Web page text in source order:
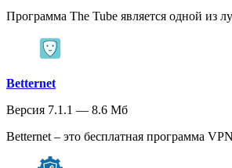
Программа The Tube является одной из
Betternet
Версия 7.1.1 — 8.6 Мб
Betternet – это бесплатная программа